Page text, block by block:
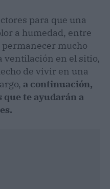
para que una
a humedad, entre
permanecer mucho
ventilación en el sitio,
de vivir en una
a continuación,
te ayudarán a